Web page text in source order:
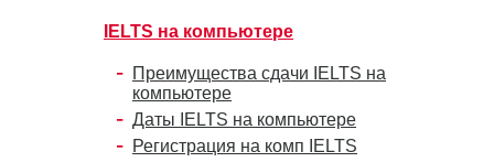
IELTS на компьютере
Преимущества сдачи IELTS на
компьютере
Даты IELTS на компьютере
Регистрация на комп IELTS